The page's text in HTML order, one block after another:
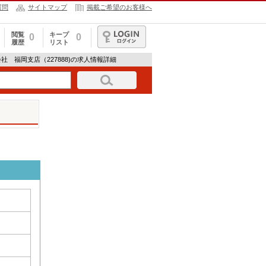
問 サイトマップ 掲載ご希望のお客様へ
閲覧
履歴
0
キープ
リスト
0
ログイン
福岡支店（227888)の求人情報詳細